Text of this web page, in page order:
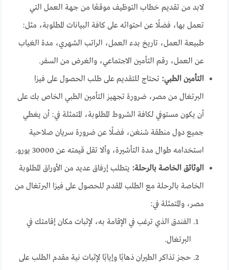
لابد من تقديم خطاب التوظيف موقعًا من جهة العمل التي
تعمل بها، فضلًا عن احتوائه على كافة البيانات المطلوبة، مثل:
طبيعة العمل، تاريخ بدء العمل، الراتب الشهري، مدة الغياب
عن العمل، رقم التأمين الاجتماعي، والغرض من السفر.
التأمين الطبي:تحتاج للتقديم على طلب الحصول على فيزا
البرتغال من مصر، ضرورة تجهيز التأمين الطبي الخاص بك على
أن يكون مستوفي لكافة الشروط المطلوبة، المتمثلة في: أن يغطي
جميع دول منطقة شنغن، فضلًا عن ضرورة سريان صلاحية
استخدامه طوال مدة التأشيرة، وألا تقل قيمته عن 30000 يورو.
الوثائق الخاصة بالرحلة: يتطلب إرفاق عديد من الأوراق المطلوبة
الخاصة بالرحلة مع الطلب المقدم للحصول على فيزا البرتغال من
مصر، والمتمثلة في:
الفندق الذي ترغب في الإقامة به، لإثبات مكان إقامتك في
البرتغال.
حجز تذاكر الطيران ذهابًا وإيابًا لإثبات نية مقدم الطلب على